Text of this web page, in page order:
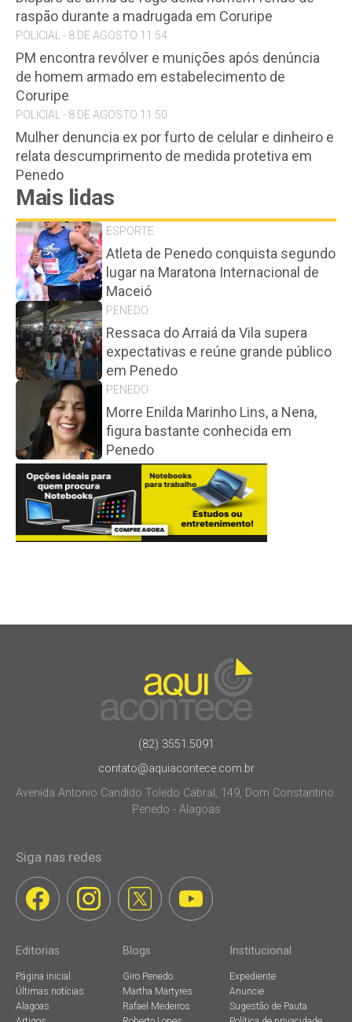
raspão durante a madrugada em Coruripe
POLICIAL - 8 DE AGOSTO 11:54
PM encontra revólver e munições após denúncia
de homem armado em estabelecimento de
Coruripe
POLICIAL - 8 DE AGOSTO 11:50
Mulher denuncia ex por furto de celular e dinheiro e
relata descumprimento de medida protetiva em
Penedo
Mais lidas
ESPORTE
Atleta de Penedo conquista segundo
lugar na Maratona Internacional de
Maceió
PENEDO
Ressaca do Arraiá da Vila supera
expectativas e reúne grande público
em Penedo
PENEDO
Morre Enilda Marinho Lins, a Nena,
figura bastante conhecida em
Penedo
(82) 3551.5091
contato@aquiacontece.com.br
Avenida Antonio Candido Toledo Cabral, 149, Dom Constantino.
Penedo - Alagoas
Siga nas redes
Editorias
Página inicial
Últimas notícias
Alagoas
Blogs
Giro Penedo
Martha Martyres
Rafael Medeiros
Institucional
Expediente
Anuncie
Sugestão de Pauta